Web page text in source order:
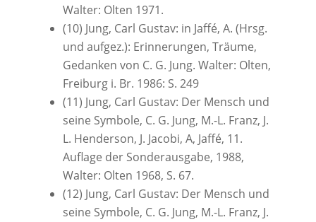
Walter: Olten 1971.
(10) Jung, Carl Gustav: in Jaffé, A. (Hrsg.
und aufgez.): Erinnerungen, Träume,
Gedanken von C. G. Jung. Walter: Olten,
Freiburg i. Br. 1986: S. 249
(11) Jung, Carl Gustav: Der Mensch und
seine Symbole, C. G. Jung, M.-L. Franz, J.
L. Henderson, J. Jacobi, A, Jaffé, 11.
Auflage der Sonderausgabe, 1988,
Walter: Olten 1968, S. 67.
(12) Jung, Carl Gustav: Der Mensch und
seine Symbole, C. G. Jung, M.-L. Franz, J.